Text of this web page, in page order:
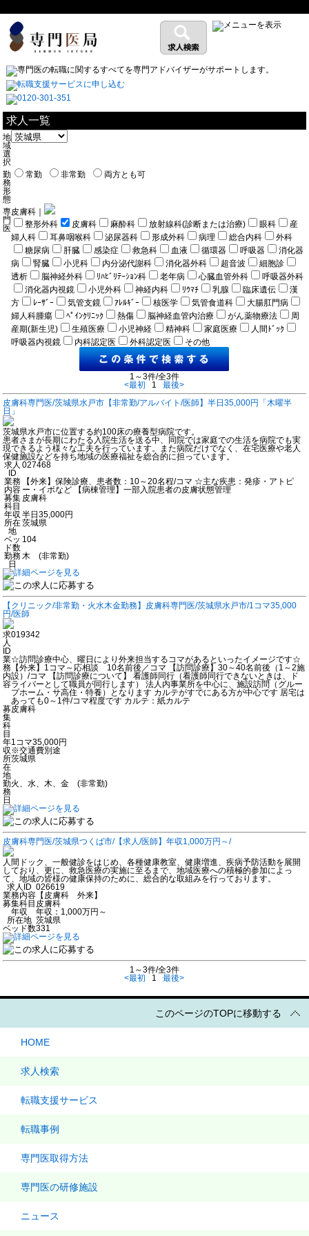
求人一覧
地
域
選
択
勤
務
形
態
常勤 非常勤 両方とも可
専
門
医
皮膚科｜
整形外科
皮膚科 麻酔科 放射線科(診断または治療) 眼科
産
婦人科
耳鼻咽喉科 泌尿器科 形成外科 病理 総合内科
外科
糖尿病
肝臓 感染症 救急科 血液 循環器 呼吸器
消化器
病
腎臓 小児科 内分泌代謝科 消化器外科 超音波
細胞診
透析
脳神経外科 ﾘﾊﾋﾞﾘﾃｰｼｮﾝ科 老年病 心臓血管外科
呼吸器外科
消化器内視鏡
小児外科 神経内科 ﾘｳﾏﾁ 乳腺 臨床遺伝
漢
方
ﾚｰｻﾞｰ 気管支鏡 ｱﾚﾙｷﾞｰ 核医学 気管食道科
大腸肛門病
婦人科腫瘍
ﾍﾟｲﾝｸﾘﾆｯｸ 熱傷 脳神経血管内治療 がん薬物療法
周
産期(新生児)
生殖医療 小児神経 精神科 家庭医療
人間ﾄﾞｯｸ
呼吸器内視鏡
内科認定医 外科認定医 その他
1～3件/全3件
<最初
1
最後>
皮膚科専門医/茨城県水戸市【非常勤/アルバイト/医師】半日35,000円「木曜半
日」
茨城県水戸市に位置する約100床の療養型病院です。
患者さまが長期にわたる入院生活を送る中、同院では家庭での生活を病院でも実
現できるよう様々な工夫を行っています。また病院だけでなく、在宅医療や老人
保健施設などを持ち地域の医療福祉を総合的に担っています。
求人
ID
027468
業務
内容
【外来】保険診療、患者数：10～20名程/コマ ☆主な疾患：発疹・アトピ
ー・イボなど 【病棟管理】一部入院患者の皮膚状態管理
募集
科目
皮膚科
年収 半日35,000円
所在
地
茨城県
ベッ
ド数
104
勤務
日
木 (非常勤)
【クリニック/非常勤・火水木金勤務】皮膚科専門医/茨城県水戸市/1コマ35,000
円/医師
求
人
ID
019342
業
務
内
容
☆訪問診療中心、曜日により外来担当するコマがあるといったイメージです☆
【外来】1コマ～応相談 10名前後／コマ 【訪問診療】30～40名前後（1～2施
設）/コマ 【訪問診療について】 看護師同行（看護師同行できないときは、ド
ライバーとして職員が同行します） 法人内事業所を中心に、施設訪問（グルー
プホーム・サ高住・特養）となります カルテがすでにある方が中心です 居宅は
あっても0～1件/コマ程度です カルテ：紙カルテ
募
集
科
目
皮膚科
年
収
1コマ35,000円
※交通費別途
所
在
地
茨城県
勤
務
日
火、水、木、金 (非常勤)
皮膚科専門医/茨城県つくば市/【求人/医師】年収1,000万円～/
人間ドック、一般健診をはじめ、各種健康教室、健康増進、疾病予防活動を展開
しており、更に、救急医療の実施に至るまで、地域医療への積極的参加によっ
て、地域の皆様の健康保持のために、総合的な取組みを行っております。
求人ID 026619
業務内容 【皮膚科 外来】
募集科目 皮膚科
年収
年収：1,000万円～
所在地 茨城県
ベッド数331
1～3件/全3件
<最初
1 最後>
このページのTOPに移動する
HOME
求人検索
転職支援サービス
転職事例
専門医取得方法
専門医の研修施設
ニュース